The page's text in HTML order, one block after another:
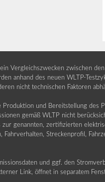
Vergleichszwecken zwischen
anhand des neuen WLTP-
nicht technischen Faktoren
Produktion und Bereitstellung
gemäß WLTP nicht
genannten, zertifizierten
Streckenprofil,
und ggf. den
Link, öffnet in separatem